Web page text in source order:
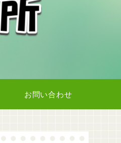
お問い合わせ